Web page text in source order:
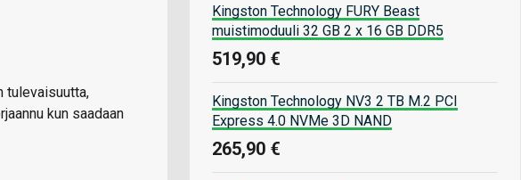
tulevaisuutta,
kun saadaan
Kingston Technology FURY Beast
muistimoduuli 32 GB 2 x 16 GB DDR5
519,90 €
Kingston Technology NV3 2 TB M.2 PCI
Express 4.0 NVMe 3D NAND
265,90 €